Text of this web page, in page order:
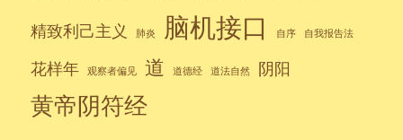
精致利己主义 肺炎 脑机接口 自序 自我报告法
花样年 观察者偏见 道 道德经 道法自然 阴阳
黄帝阴符经